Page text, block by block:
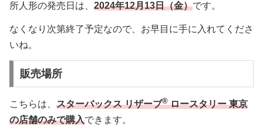
所人形の発売日は、 2024年12月13日（金）です。
なくなり次第終了予定なので、お早目に手に入れてくださ
いね。
販売場所
こちらは、 スターバックス リザーブ®ロースタリー 東京
の店舗のみで購入できます。